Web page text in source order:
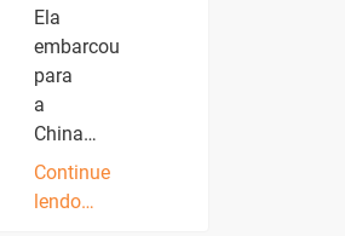
Ela
embarcou
para
a
China…
Continue
lendo…